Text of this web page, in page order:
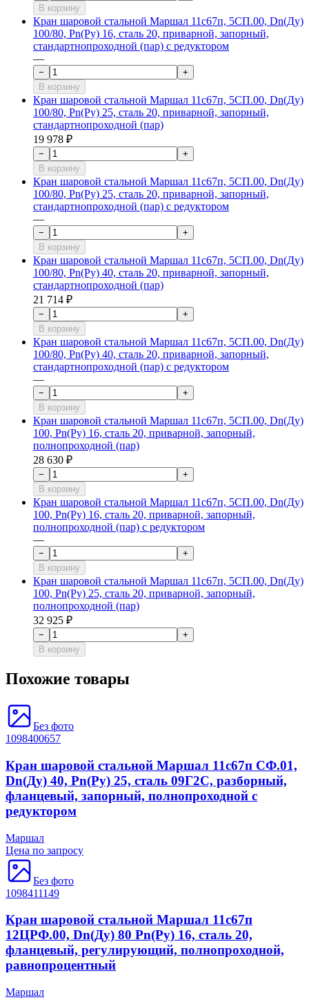
В корзину
Кран шаровой стальной Маршал 11с67п, 5СП.00, Dn(Ду)
100/80, Рn(Ру) 16, сталь 20, приварной, запорный,
стандартнопроходной (пар) с редуктором
—
−
+
В корзину
Кран шаровой стальной Маршал 11с67п, 5СП.00, Dn(Ду)
100/80, Рn(Ру) 25, сталь 20, приварной, запорный,
стандартнопроходной (пар)
19 978 ₽
−
+
В корзину
Кран шаровой стальной Маршал 11с67п, 5СП.00, Dn(Ду)
100/80, Рn(Ру) 25, сталь 20, приварной, запорный,
стандартнопроходной (пар) с редуктором
—
−
+
В корзину
Кран шаровой стальной Маршал 11с67п, 5СП.00, Dn(Ду)
100/80, Рn(Ру) 40, сталь 20, приварной, запорный,
стандартнопроходной (пар)
21 714 ₽
−
+
В корзину
Кран шаровой стальной Маршал 11с67п, 5СП.00, Dn(Ду)
100/80, Рn(Ру) 40, сталь 20, приварной, запорный,
стандартнопроходной (пар) с редуктором
—
−
+
В корзину
Кран шаровой стальной Маршал 11с67п, 5СП.00, Dn(Ду)
100, Рn(Ру) 16, сталь 20, приварной, запорный,
полнопроходной (пар)
28 630 ₽
−
+
В корзину
Кран шаровой стальной Маршал 11с67п, 5СП.00, Dn(Ду)
100, Рn(Ру) 16, сталь 20, приварной, запорный,
полнопроходной (пар) с редуктором
—
−
+
В корзину
Кран шаровой стальной Маршал 11с67п, 5СП.00, Dn(Ду)
100, Рn(Ру) 25, сталь 20, приварной, запорный,
полнопроходной (пар)
32 925 ₽
−
+
В корзину
Похожие товары
Без фото
1098400657
Кран шаровой стальной Маршал 11с67п СФ.01,
Dn(Ду) 40, Рn(Ру) 25, сталь 09Г2С, разборный,
фланцевый, запорный, полнопроходной с
редуктором
Маршал
Цена по запросу
Без фото
1098411149
Кран шаровой стальной Маршал 11с67п
12ЦРФ.00, Dn(Ду) 80 Рn(Ру) 16, сталь 20,
фланцевый, регулирующий, полнопроходной,
равнопроцентный
Маршал